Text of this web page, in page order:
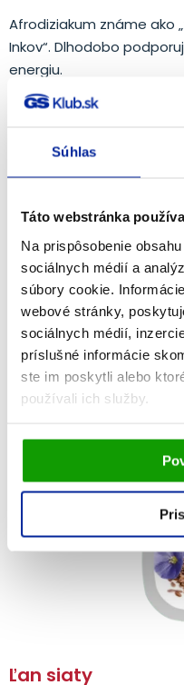
Súhlas
Táto webstránka
Na prispôsobenie
sociálnych médií a
súbory cookie.
webové stránky,
sociálnych médií,
príslušné informácie
ste im poskytli alebo
používali ich služby.
Vami udelený súhlas
roka. Zmenu nastavení
môžete upraviť v časti
Afrodiziakum známe ako
Inkov“. Dlhodobo
energiu.
Sibírsky ženšen
Podporuje imunitný
lepšie adaptuje voči
vitálnejší. Účinky
Ľan siaty